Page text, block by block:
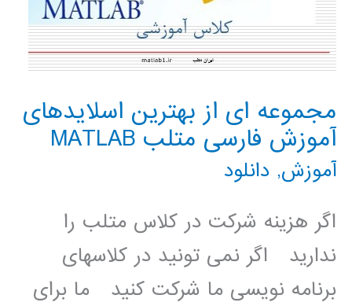
مجموعه ای از بهترین اسلایدهای
آموزش فارسی متلب MATLAB
آموزش, دانلود
اگر هزینه شرکت در کلاس متلب را
ندارید اگر نمی تونید در کلاسهای
برنامه نویسی ما شرکت کنید ما برای